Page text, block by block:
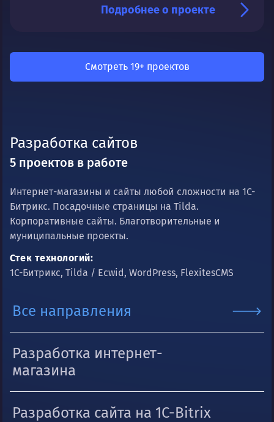
Подробнее о проекте
Смотреть 19+ проектов
Разработка сайтов
5 проектов в работе
Интернет-магазины и сайты любой сложности на 1С-
Битрикс. Посадочные страницы на Tilda.
Корпоративные сайты. Благотворительные и
муниципальные проекты.
Стек технологий:
1С-Битрикс, Tilda / Ecwid, WordPress, FlexitesCMS
Все направления
Разработка интернет-
магазина
Разработка сайта на 1C-Bitrix